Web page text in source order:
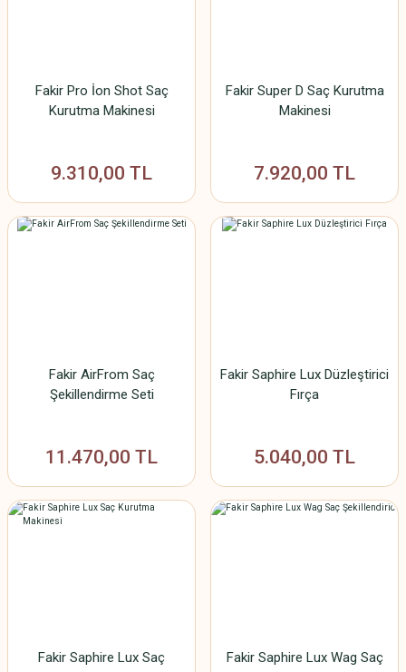
Fakir Pro İon Shot Saç
Kurutma Makinesi
9.310,00 TL
Fakir Super D Saç Kurutma
Makinesi
7.920,00 TL
Fakir AirFrom Saç
Şekillendirme Seti
11.470,00 TL
Fakir Saphire Lux Düzleştirici
Fırça
5.040,00 TL
Fakir Saphire Lux Saç
Fakir Saphire Lux Wag Saç